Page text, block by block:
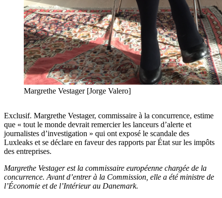
Margrethe Vestager [Jorge Valero]
Exclusif. Margrethe Vestager, commissaire à la concurrence, estime
que « tout le monde devrait remercier les lanceurs d’alerte et
journalistes d’investigation » qui ont exposé le scandale des
Luxleaks et se déclare en faveur des rapports par État sur les impôts
des entreprises.
Margrethe Vestager est la commissaire européenne chargée de la
concurrence. Avant d’entrer à la Commission, elle a été ministre de
l’Économie et de l’Intérieur au Danemark.